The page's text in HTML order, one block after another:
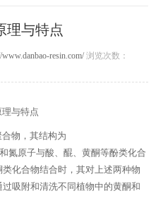
理与特点
www.danbao-resin.com/浏览次数：
与特点
物，其结构为
氮原子与酸、醌、黄酮等酚类化合
化合物结合时，其对上述两种物
吸附和清洗不同植物中的黄酮和